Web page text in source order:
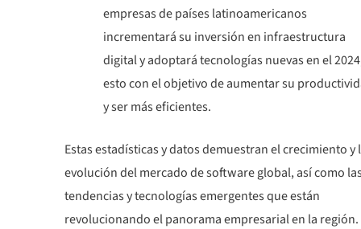
empresas de países latinoamericanos
incrementará su inversión en infraestructura
digital y adoptará tecnologías nuevas en el
esto con el objetivo de aumentar su
y ser más eficientes.
Estas estadísticas y datos demuestran el crecimiento y
evolución del mercado de software global, así como
tendencias y tecnologías emergentes que están
revolucionando el panorama empresarial en la región.